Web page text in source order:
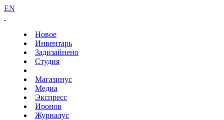
EN
Новое
Инвентарь
Задизайнено
Студия
Магазинус
Медиа
Экспресс
Иронов
Журналус